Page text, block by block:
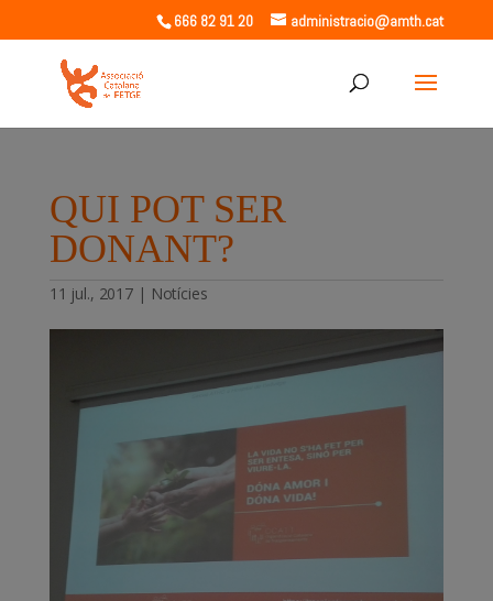
666 82 91 20 administracio@amth.cat
QUI POT SER
DONANT?
11 jul., 2017 | Notícies